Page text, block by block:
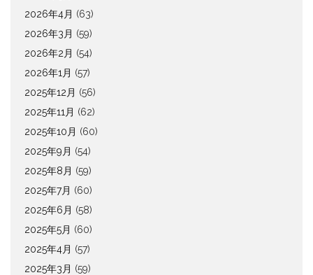
2026年4月 (63)
2026年3月 (59)
2026年2月 (54)
2026年1月 (57)
2025年12月 (56)
2025年11月 (62)
2025年10月 (60)
2025年9月 (54)
2025年8月 (59)
2025年7月 (60)
2025年6月 (58)
2025年5月 (60)
2025年4月 (57)
2025年3月 (59)